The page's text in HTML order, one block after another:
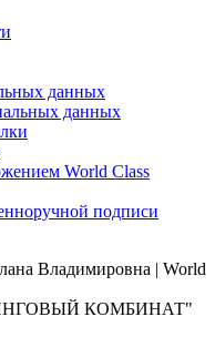
данных
данных
World Class
подписи
Владимировна | World
КОМБИНАТ"